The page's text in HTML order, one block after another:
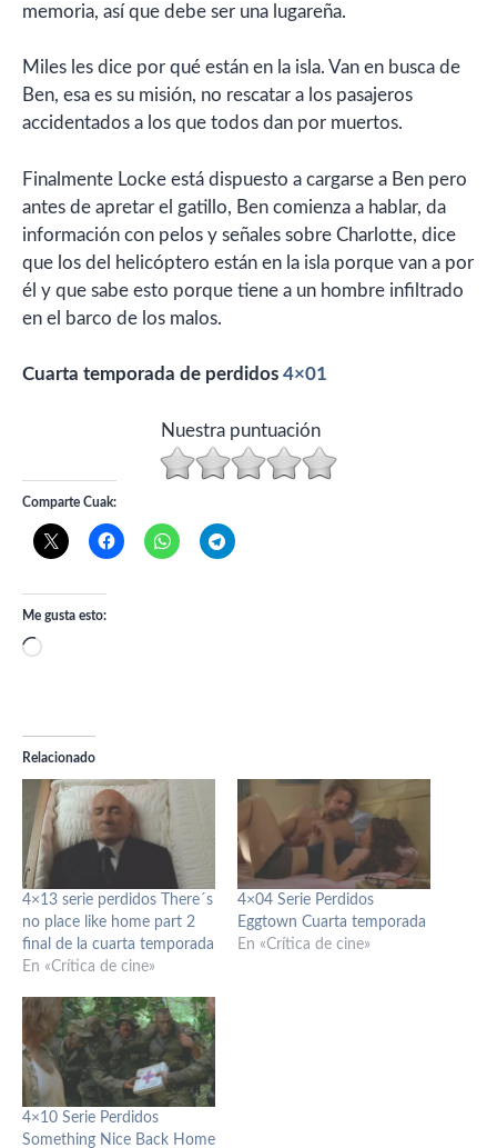
memoria, así que debe ser una lugareña.
Miles les dice por qué están en la isla. Van en busca de
Ben, esa es su misión, no rescatar a los pasajeros
accidentados a los que todos dan por muertos.
Finalmente Locke está dispuesto a cargarse a Ben pero
antes de apretar el gatillo, Ben comienza a hablar, da
información con pelos y señales sobre Charlotte, dice
que los del helicóptero están en la isla porque van a por
él y que sabe esto porque tiene a un hombre infiltrado
en el barco de los malos.
Cuarta temporada de perdidos 4×01
Nuestra puntuación
Comparte Cuak:
Me gusta esto:
Cargando...
Relacionado
4×13 serie perdidos There´s
no place like home part 2
final de la cuarta temporada
En «Crítica de cine»
4×04 Serie Perdidos
Eggtown Cuarta temporada
En «Crítica de cine»
4×10 Serie Perdidos
Something Nice Back Home